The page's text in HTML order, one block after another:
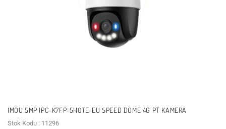
IMOU 5MP IPC-K7FP-5H0TE-EU SPEED DOME 4G PT KAMERA
Stok Kodu : 11296